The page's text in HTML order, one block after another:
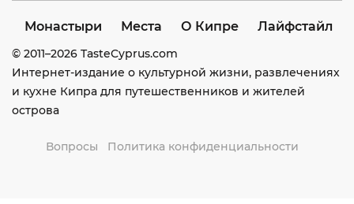
Монастыри Места О Кипре Лайфстайл
© 2011–2026 TasteCyprus.com
Интернет-издание о культурной жизни, развлечениях
и кухне Кипра для путешественников и жителей
острова
Вопросы Политика конфиденциальности